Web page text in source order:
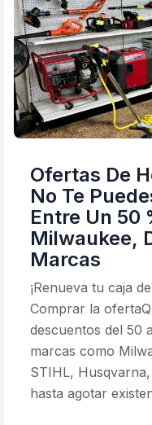
Ofertas De
No Te
Entre Un 50
Milwaukee,
Marcas
¡Renueva tu caja
Comprar la
descuentos del 50
marcas como
STIHL,
hasta agotar